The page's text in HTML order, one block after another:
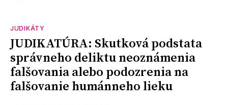
JUDIKÁTY
JUDIKATÚRA: Skutková podstata
správneho deliktu neoznámenia
falšovania alebo podozrenia na
falšovanie humánneho lieku